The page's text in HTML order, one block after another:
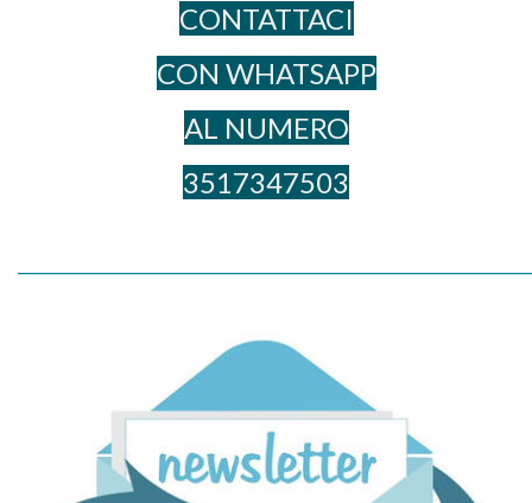
CONTATTACI
CON WHATSAPP
AL NUME​RO
3517347503